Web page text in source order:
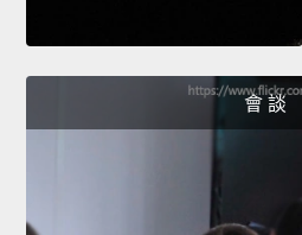
會 談